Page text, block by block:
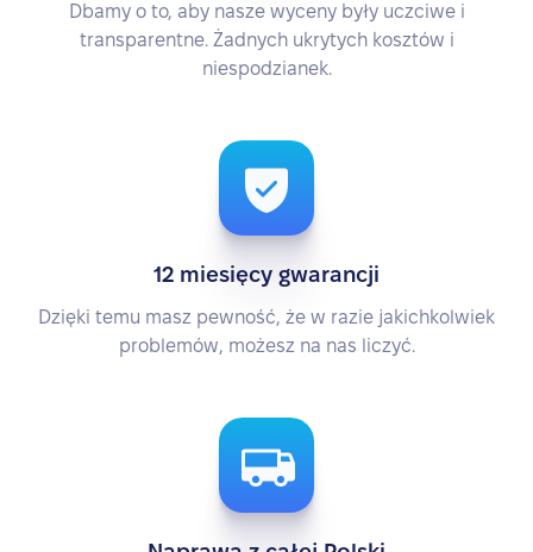
Dbamy o to, aby nasze wyceny były uczciwe i
transparentne. Żadnych ukrytych kosztów i
niespodzianek.
12 miesięcy gwarancji
Dzięki temu masz pewność, że w razie jakichkolwiek
problemów, możesz na nas liczyć.